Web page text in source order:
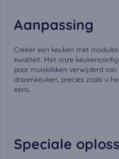
Aanpassing
Creëer een keuken met
kwaliteit. Met onze
paar muisklikken verwijderd
droomkeuken, precies zoals u
eens.
Speciale